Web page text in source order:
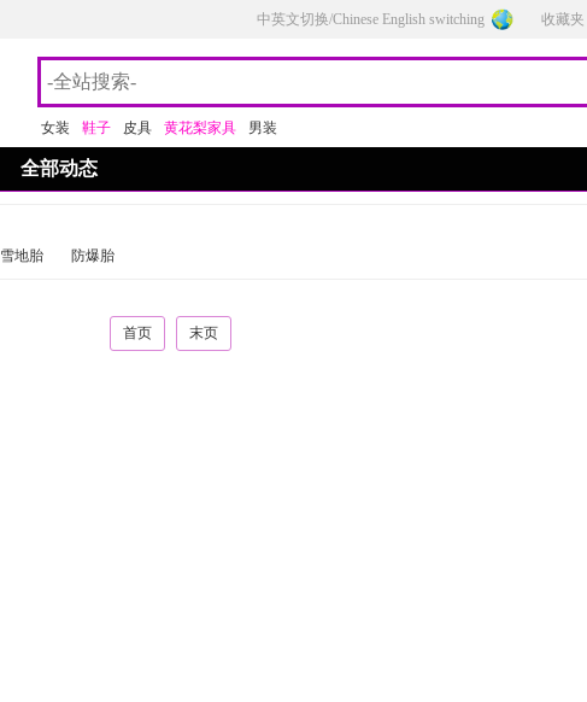
中英文切换/Chinese English switching 收藏夹
女装 鞋子 皮具 黄花梨家具 男装
全部动态
雪地胎 防爆胎
首页 末页